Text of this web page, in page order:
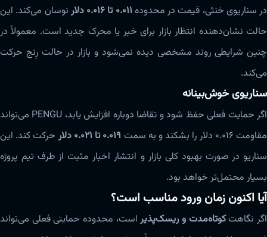
در سناریوی خنثی، قیمت در محدوده ۰.۰۱۱ تا ۰.۰۱۶ دلار
نوسان می‌کند. این
حالت نشان‌دهنده انتظار بازار برای خبر یا محرک جدید است. معمولاً در
چنین شرایطی روند مشخصی دیده نمی‌شود و بازار در حالت رِنج حرکت
می‌کند.
سناریوی خوش‌بینانه
اگر حمایت فعلی حفظ شود و تقاضا دوباره افزایش یابد، PENGU می‌تواند
مقاومت ۰.۰۱۶ دلار را بشکند و به سمت
۰.۰۱۹ تا ۰.۰۲۱ دلار
حرکت کند. این
سناریو در صورت بهبود کلی بازار و انتشار اخبار مثبت از طرف تیم پروژه
بسیار محتمل‌تر خواهد بود.
آیا اکنون زمان ورود مناسب است؟
اگر نگاهتکوتاه‌مدت و ریسک‌پذیراست، محدوده حمایتی فعلی می‌تواند